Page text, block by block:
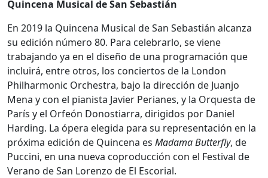
Quincena Musical de San Sebastián
En 2019 la Quincena Musical de San Sebastián alcanza
su edición número 80. Para celebrarlo, se viene
trabajando ya en el diseño de una programación que
incluirá, entre otros, los conciertos de la London
Philharmonic Orchestra, bajo la dirección de Juanjo
Mena y con el pianista Javier Perianes, y la Orquesta de
París y el Orfeón Donostiarra, dirigidos por Daniel
Harding. La ópera elegida para su representación en la
próxima edición de Quincena es Madama Butterfly, de
Puccini, en una nueva coproducción con el Festival de
Verano de San Lorenzo de El Escorial.